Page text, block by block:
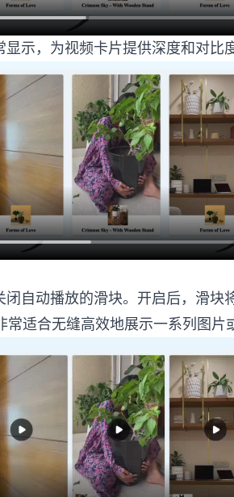
示，为视频卡片提供深度和对比度
自动播放的滑块。开启后，滑块
适合无缝高效地展示一系列图片